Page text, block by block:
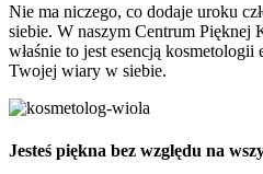
Nie ma niczego, co dodaje uroku
siebie. W naszym Centrum Pięknej
właśnie to jest esencją
Twojej wiary w siebie.
Jesteś piękna bez względu na